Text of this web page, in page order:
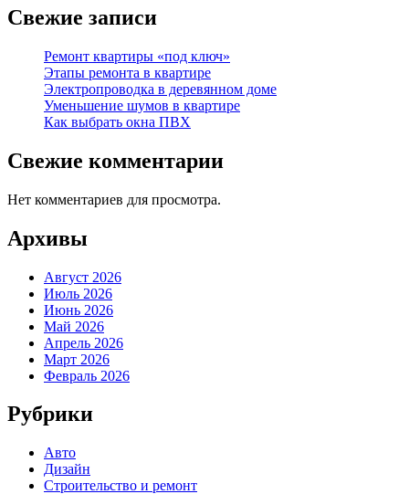
Свежие записи
Ремонт квартиры «под ключ»
Этапы ремонта в квартире
Электропроводка в деревянном доме
Уменьшение шумов в квартире
Как выбрать окна ПВХ
Свежие комментарии
Нет комментариев для просмотра.
Архивы
Август 2026
Июль 2026
Июнь 2026
Май 2026
Апрель 2026
Март 2026
Февраль 2026
Рубрики
Авто
Дизайн
Строительство и ремонт